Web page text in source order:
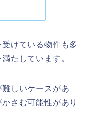
けている物件も多
たしています。
しいケースがあ
さむ可能性があり